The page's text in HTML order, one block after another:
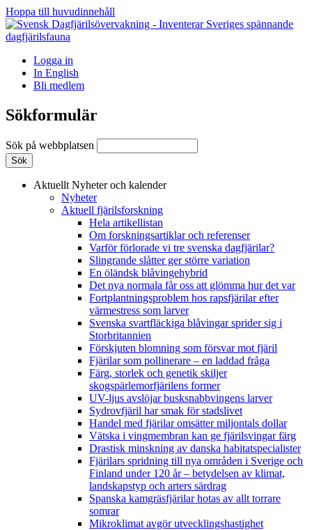
Hoppa till huvudinnehåll
Logga in
In English
Bli medlem
Sökformulär
Sök på webbplatsen
Aktuellt Nyheter och kalender
Nyheter
Aktuell fjärilsforskning
Hela artikellistan
Om forskningsartiklar och referenser
Varför förlorade vi tre svenska dagfjärilar?
Slingrande slåtter ger större variation
En öländsk blåvingehybrid
Det nya normala får oss att glömma hur det var
Fortplantningsproblem hos rapsfjärilar efter
värmestress som larver
Svenska svartfläckiga blåvingar sprider sig i
Storbritannien
Förskjuten blomning som försvar mot fjäril
Fjärilar som pollinerare – en laddad fråga
Färg, storlek och genetik skiljer
skogspärlemorfjärilens former
UV-ljus avslöjar busksnabbvingens larver
Sydrovfjäril har smak för stadslivet
Handel med fjärilar omsätter miljontals dollar
Vätska i vingmembran kan ge fjärilsvingar färg
Drastisk minskning av danska habitatspecialister
Fjärilars spridning till nya områden i Sverige och
Finland under 120 år– betydelsen av klimat,
landskapstyp och arters särdrag
Spanska kamgräsfjärilar hotas av allt torrare
somrar
Mikroklimat avgör utvecklingshastighet